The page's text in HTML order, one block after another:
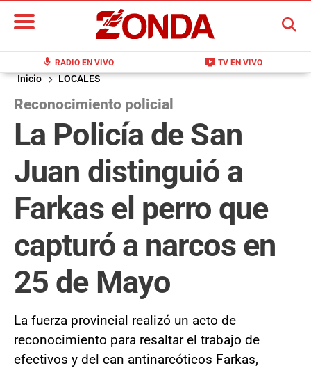
mic RADIO EN VIVO live_tv TV EN VIVO
BUSCAR
Inicio LOCALES
Reconocimiento policial
La Policía de San
Juan distinguió a
Farkas el perro que
capturó a narcos en
25 de Mayo
La fuerza provincial realizó un acto de
reconocimiento para resaltar el trabajo de
efectivos y del can antinarcóticos Farkas,